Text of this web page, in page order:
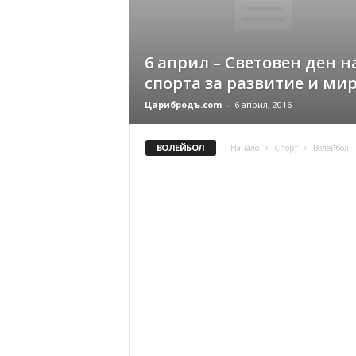
6 април – Световен ден
спорта за развитие и
Царибродъ.com - 6 април, 2016
ВОЛЕЙБОЛ Начало Спорт Волейбол